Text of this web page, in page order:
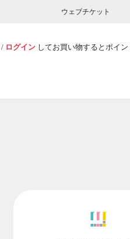
ウェブチケット
/ ログイン してお買い物するとポイン